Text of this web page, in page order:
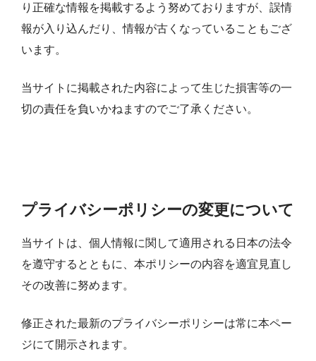
り正確な情報を掲載するよう努めておりますが、誤情
報が入り込んだり、情報が古くなっていることもござ
います。
当サイトに掲載された内容によって生じた損害等の一
切の責任を負いかねますのでご了承ください。
プライバシーポリシーの変更について
当サイトは、個人情報に関して適用される日本の法令
を遵守するとともに、本ポリシーの内容を適宜見直し
その改善に努めます。
修正された最新のプライバシーポリシーは常に本ペー
ジにて開示されます。